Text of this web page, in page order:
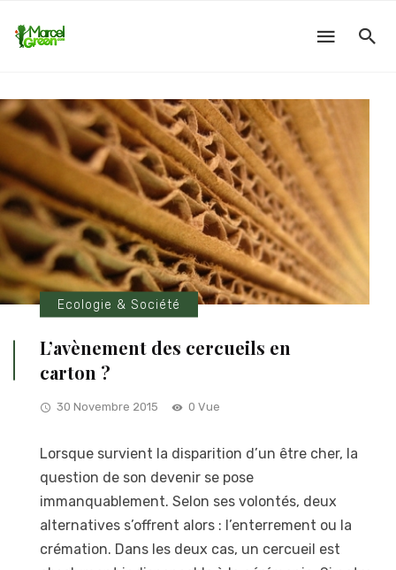
Ecologie & Société
L’avènement des cercueils en
carton ?
30 Novembre 2015 0 Vue
Lorsque survient la disparition d’un être cher, la
question de son devenir se pose
immanquablement. Selon ses volontés, deux
alternatives s’offrent alors : l’enterrement ou la
crémation. Dans les deux cas, un cercueil est